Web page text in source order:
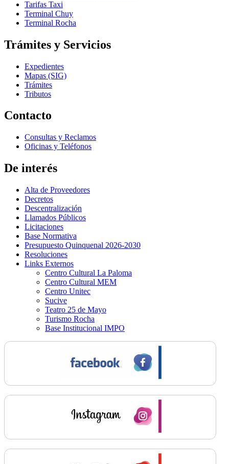
Tarifas Taxi
Terminal Chuy
Terminal Rocha
Trámites y Servicios
Expedientes
Mapas (SIG)
Trámites
Tributos
Contacto
Consultas y Reclamos
Oficinas y Teléfonos
De interés
Alta de Proveedores
Decretos
Descentralización
Llamados Públicos
Licitaciones
Base Normativa
Presupuesto Quinquenal 2026-2030
Resoluciones
Links Externos
Centro Cultural La Paloma
Centro Cultural MEM
Centro Unitec
Sucive
Teatro 25 de Mayo
Turismo Rocha
Base Institucional IMPO